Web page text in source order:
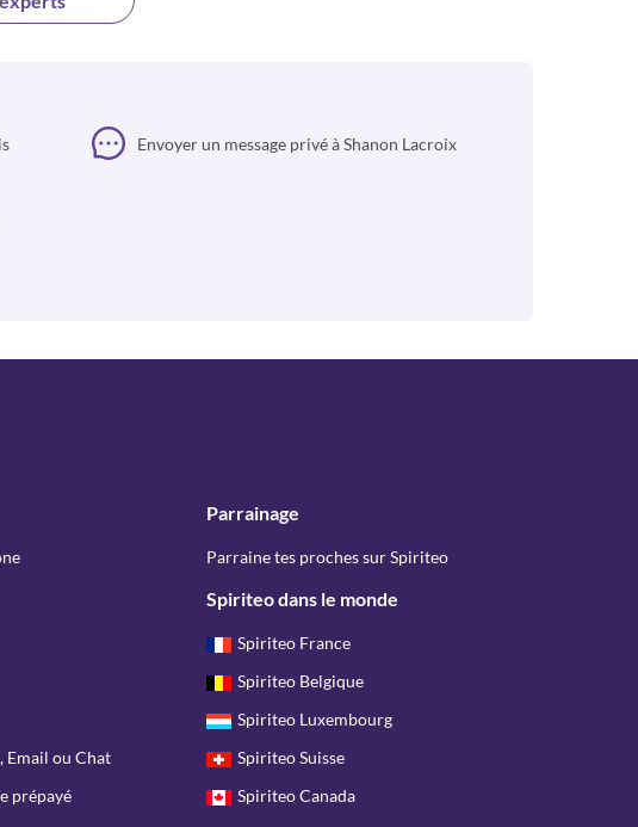
Envoyer un message privé à Shanon Lacroix
Email ou Chat
prépayé
Parrainage
Parraine tes proches sur Spiriteo
Spiriteo dans le monde
Spiriteo France
Spiriteo Belgique
Spiriteo Luxembourg
Spiriteo Suisse
Spiriteo Canada